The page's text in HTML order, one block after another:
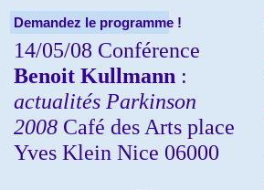
Demandez le programme !
14/05/08 Conférence
Benoit Kullmann :
actualités Parkinson
2008 Café des Arts place
Yves Klein Nice 06000